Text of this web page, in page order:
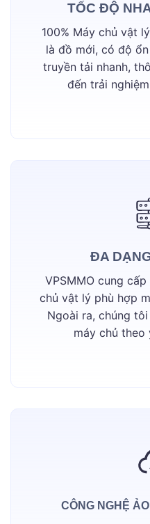
TỐC ĐỘ
100% Máy chủ vật
là đồ mới, có độ
truyền tải nhanh,
đến trải
ĐA
VPSMMO cung
chủ vật lý phù hợp
Ngoài ra, chúng
máy chủ theo
CÔNG NGHỆ